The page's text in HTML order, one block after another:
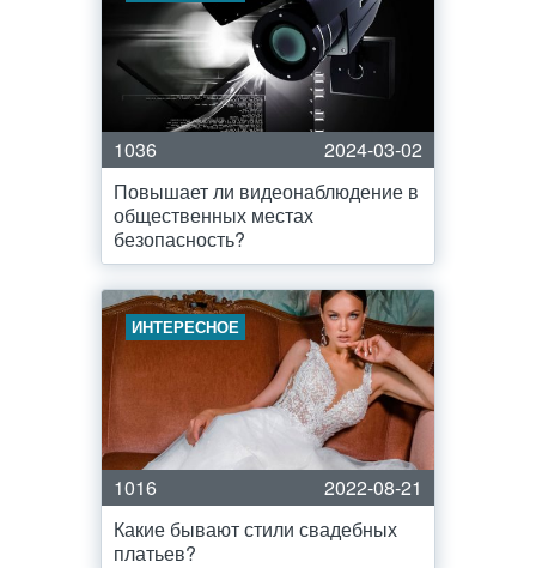
1036
2024-03-02
Повышает ли видеонаблюдение в
общественных местах
безопасность?
ИНТЕРЕСНОЕ
1016
2022-08-21
Какие бывают стили свадебных
платьев?